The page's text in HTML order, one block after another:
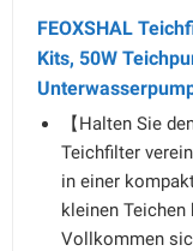
FEOXSHAL
Kits, 50W
【Halten Sie
Teichfilter
in einer
kleinen Teichen
Vollkommen